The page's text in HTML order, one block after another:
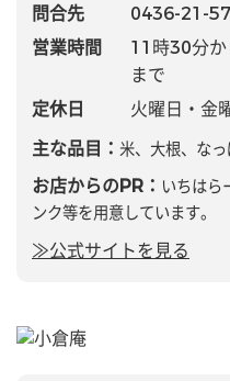
問合先
0436-21-
営業時間
11時30分
まで
定休日
火曜日・金
主な品目： 米、大根、な
お店からのPR： いちはら
ンク等を用意しています。
≫公式サイトを見る